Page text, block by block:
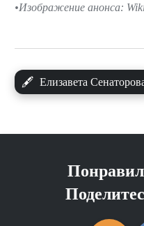
🖋 Елизавета
Изображение анонса: